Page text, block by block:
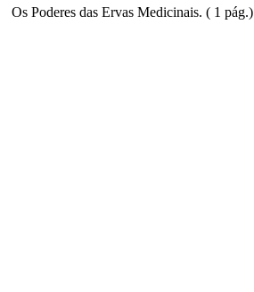
Os Poderes das Ervas Medicinais. ( 1 pág.)